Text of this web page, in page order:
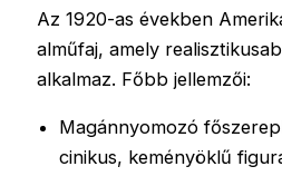
Az 1920-as években
alműfaj, amely
alkalmaz. Főbb jellemzői:
Magánnyomozó
cinikus, keményöklű